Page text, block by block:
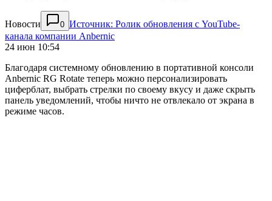
Новости 0 Источник: Ролик обновления с YouTube-
канала компании Anbernic
24 июн 10:54
Благодаря системному обновлению в портативной консоли
Anbernic RG Rotate теперь можно персонализировать
циферблат, выбрать стрелки по своему вкусу и даже скрыть
панель уведомлений, чтобы ничто не отвлекало от экрана в
режиме часов.